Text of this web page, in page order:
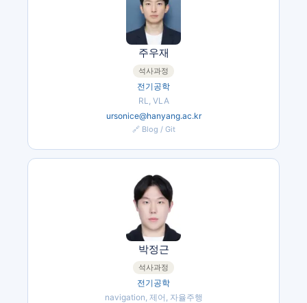
주우재
석사과정
전기공학
RL, VLA
ursonice@hanyang.ac.kr
🔗 Blog / Git
박정근
석사과정
전기공학
navigation, 제어, 자율주행